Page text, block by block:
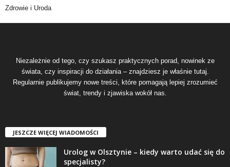
Zdrowie i Uroda
Niezależnie od tego, czy szukasz praktycznych porad, nowinek ze
świata, czy inspiracji do działania – znajdziesz je właśnie tutaj.
Regularnie publikujemy nowe treści, które pomagają lepiej zrozumieć
świat, trendy i zjawiska wokół nas.
JESZCZE WIĘCEJ WIADOMOŚCI
Urolog w Olsztynie – kiedy warto udać się do
specjalisty?